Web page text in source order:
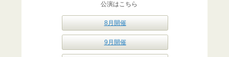
公演はこちら
8月開催
9月開催